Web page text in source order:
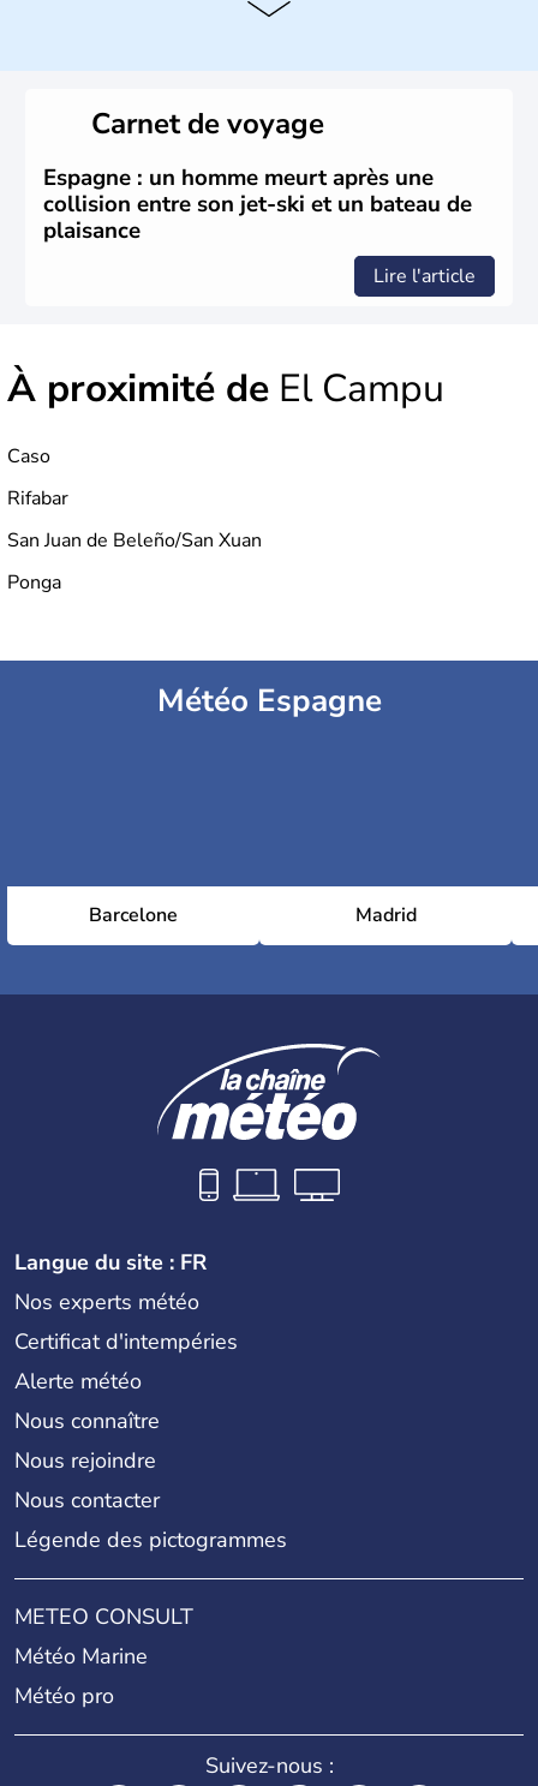
envahissent la péninsule au IIe siècle avant J.C et
apportent leur langue ainsi que leur religion. L'Espagne
s'impose comme la première puissance de l'Europe au
XIème siècle et le reste pendant plus de 100 ans. Madrid
rejoint le pays à partir de 1801 après avoir appartenu au
Portugal. Cette monarchie constitutionnelle intègre
Carnet de voyage
Espagne : un homme meurt après une
collision entre son jet-ski et un bateau de
plaisance
Lire l'article
À proximité de El Campu
Caso
Rifabar
San Juan de Beleño/San Xuan
Ponga
Météo Espagne
Barcelone Madrid
Langue du site : FR
Nos experts météo
Certificat d'intempéries
Alerte météo
Nous connaître
Nous rejoindre
Nous contacter
Légende des pictogrammes
METEO CONSULT
Météo Marine
Météo pro
Suivez-nous :